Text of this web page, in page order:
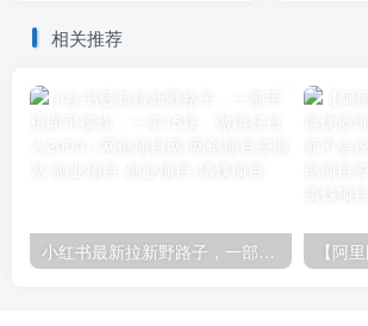
相关推荐